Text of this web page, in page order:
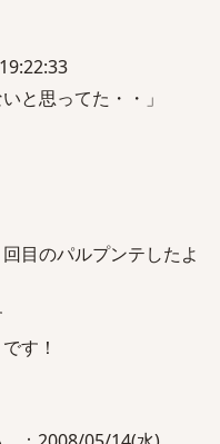
と思ってた・・」
目のパルプンテしたよ
す！